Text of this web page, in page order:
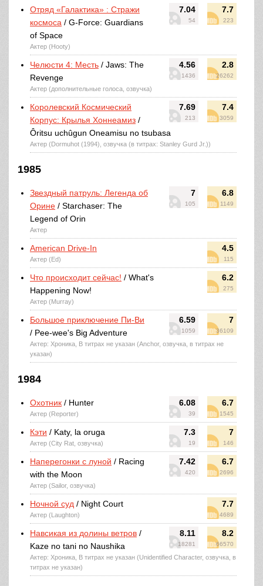
7.04
54
7.7
223
Отряд «Галактика» : Стражи
космоса / G-Force: Guardians
of Space
Актер (Hooty)
4.56
1436
2.8
26262
Челюсти 4: Месть / Jaws: The
Revenge
Актер (дополнительные голоса, озвучка)
7.69
213
7.4
3059
Королевский Космический
Корпус: Крылья Хоннеамиз /
Ôritsu uchûgun Oneamisu no tsubasa
Актер (Dormuhot (1994), озвучка (в титрах: Stanley Gurd Jr.))
1985
7
105
6.8
1149
Звездный патруль: Легенда об
Орине / Starchaser: The
Legend of Orin
Актер
4.5
115
American Drive-In
Актер (Ed)
6.2
275
Что происходит сейчас! / What's
Happening Now!
Актер (Murray)
6.59
1059
7
36109
Большое приключение Пи-Ви
/ Pee-wee's Big Adventure
Актер: Хроника, В титрах не указан (Anchor, озвучка, в титрах не
указан)
1984
6.08
39
6.7
1545
Охотник / Hunter
Актер (Reporter)
7.3
19
7
146
Кэти / Katy, la oruga
Актер (City Rat, озвучка)
7.42
420
6.7
2696
Наперегонки с луной / Racing
with the Moon
Актер (Sailor, озвучка)
7.7
4689
Ночной суд / Night Court
Актер (Laughton)
8.11
18281
8.2
66570
Навсикая из долины ветров /
Kaze no tani no Naushika
Актер: Хроника, В титрах не указан (Unidentified Character, озвучка, в
титрах не указан)